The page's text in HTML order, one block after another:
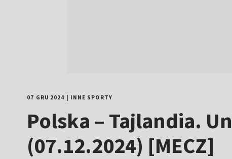
07 GRU 2024 INNE SPORTY
Polska – Tajlandia.
(07.12.2024) [MECZ]